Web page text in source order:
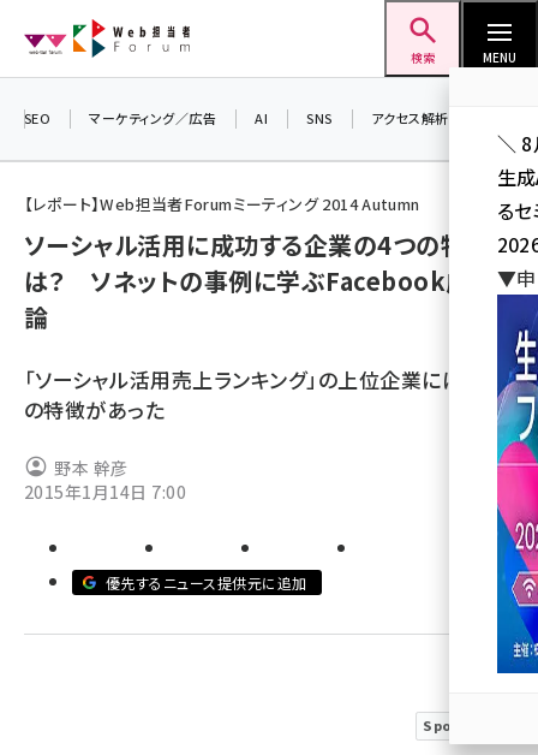
ン
検索 MENU
seo (3538)
note (2322)
z世代 (1629)
llmo (1167)
SEO マーケティング／広告 AI SNS アクセス解析／データ分析
【レポート】Web担当者Forumミーティング 2014 Autumn
ソーシャル活用に成功する企業の4つの特徴と
は？ ソネットの事例に学ぶFacebook成功
論
「ソーシャル活用売上ランキング」の上位企業には共通
の特徴があった
野本 幹彦
2015年1月14日 7:00
優先するニュース提供元に追加
Sponsored
＼ 8
生
る
▼申